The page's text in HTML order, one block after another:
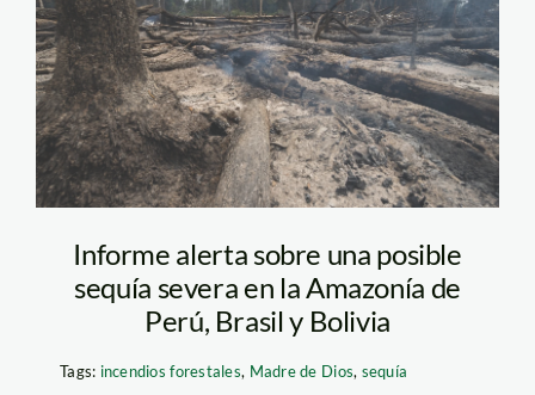
Diego Pérez-SPDA
Informe alerta sobre una posible
sequía severa en la Amazonía de
Perú, Brasil y Bolivia
Tags: incendios forestales, Madre de Dios, sequía